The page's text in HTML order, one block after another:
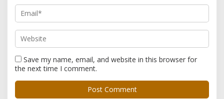
Save my name, email, and website in this browser for
the next time I comment.